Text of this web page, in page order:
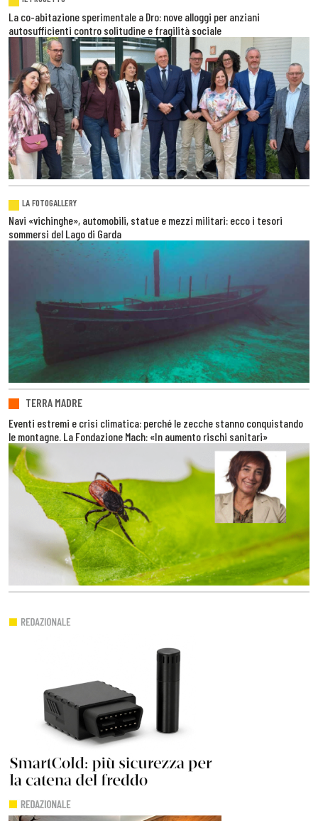
La co-abitazione sperimentale a Dro: nove alloggi per anziani
autosufficienti contro solitudine e fragilità sociale
LA FOTOGALLERY
Navi «vichinghe», automobili, statue e mezzi militari: ecco i tesori
sommersi del Lago di Garda
TERRA MADRE
Eventi estremi e crisi climatica: perché le zecche stanno conquistando
le montagne. La Fondazione Mach: «In aumento rischi sanitari»